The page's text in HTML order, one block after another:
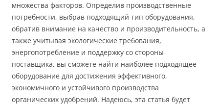
множества факторов. Определив производственные
потребности, выбрав подходящий тип оборудования,
обратив внимание на качество и производительность, а
также учитывая экологические требования,
энергопотребление и поддержку со стороны
поставщика, вы сможете найти наиболее подходящее
оборудование для достижения эффективного,
экономичного и устойчивого производства
органических удобрений. Надеюсь, эта статья будет